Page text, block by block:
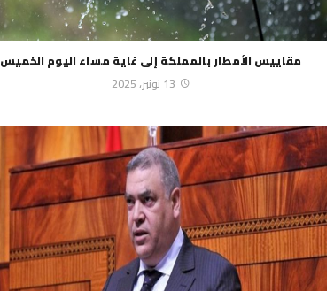
مقاييس الأمطار بالمملكة إلى غاية مساء اليوم الخميس
13 نونبر، 2025